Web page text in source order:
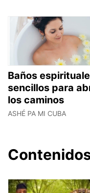
Baños
sencillos para
los caminos
ASHÉ PA MI CUBA